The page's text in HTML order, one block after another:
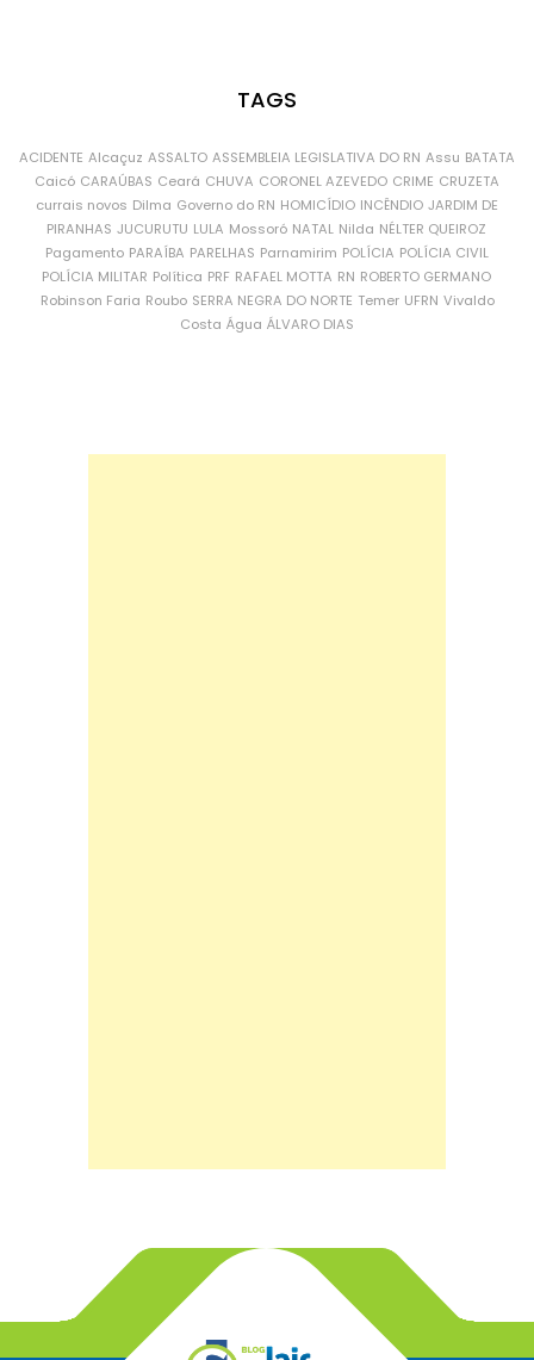
TAGS
ACIDENTE Alcaçuz ASSALTO ASSEMBLEIA LEGISLATIVA DO RN Assu BATATA
Caicó CARAÚBAS Ceará CHUVA CORONEL AZEVEDO CRIME CRUZETA
currais novos Dilma Governo do RN HOMICÍDIO INCÊNDIO JARDIM DE
PIRANHAS JUCURUTU LULA Mossoró NATAL Nilda NÉLTER QUEIROZ
Pagamento PARAÍBA PARELHAS Parnamirim POLÍCIA POLÍCIA CIVIL
POLÍCIA MILITAR Política PRF RAFAEL MOTTA RN ROBERTO GERMANO
Robinson Faria Roubo SERRA NEGRA DO NORTE Temer UFRN Vivaldo
Costa Água ÁLVARO DIAS